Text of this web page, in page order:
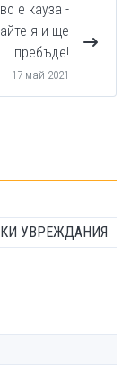
е кауза -
я и ще
пребъде!
17 май 2021
УВРЕЖДАНИЯ